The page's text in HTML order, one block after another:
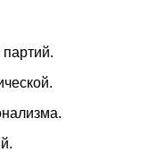
партий.